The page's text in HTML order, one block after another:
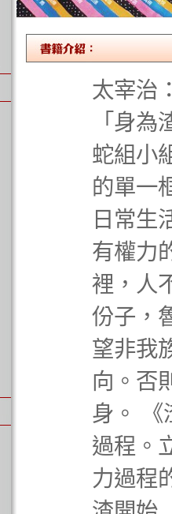
太宰治
「身
蛇組小
的單一
日常生
有權力
裡，人
份子，
望非我
向。否
身。 《
過程。
力過程